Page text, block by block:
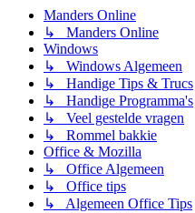
Manders Online
↳ Manders Online
Windows
↳ Windows Algemeen
↳ Handige Tips & Trucs
↳ Handige Programma's
↳ Veel gestelde vragen
↳ Rommel bakkie
Office & Mozilla
↳ Office Algemeen
↳ Office tips
↳ Algemeen Office Tips